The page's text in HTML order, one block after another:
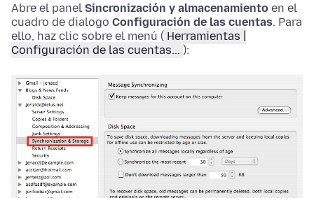
Abre el panel Sincronización y almacenamiento en el
cuadro de dialogo Configuración de las cuentas. Para
ello, haz clic sobre el menú ( Herramientas |
Configuración de las cuentas... ):